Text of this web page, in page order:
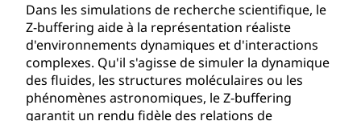
Dans les simulations de recherche scientifique, le
Z-buffering aide à la représentation réaliste
d'environnements dynamiques et d'interactions
complexes. Qu'il s'agisse de simuler la dynamique
des fluides, les structures moléculaires ou les
phénomènes astronomiques, le Z-buffering
garantit un rendu fidèle des relations de